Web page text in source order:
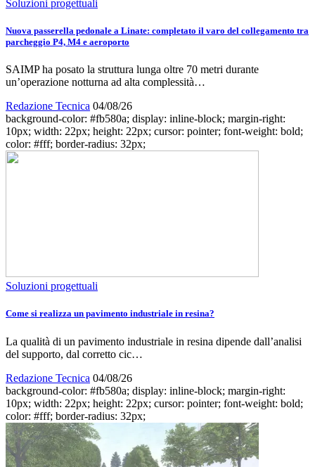
Soluzioni progettuali
Nuova passerella pedonale a Linate: completato il varo del collegamento tra
parcheggio P4, M4 e aeroporto
SAIMP ha posato la struttura lunga oltre 70 metri durante
un’operazione notturna ad alta complessità…
Redazione Tecnica 04/08/26
background-color: #fb580a; display: inline-block; margin-right:
10px; width: 22px; height: 22px; cursor: pointer; font-weight: bold;
color: #fff; border-radius: 32px;
Soluzioni progettuali
Come si realizza un pavimento industriale in resina?
La qualità di un pavimento industriale in resina dipende dall’analisi
del supporto, dal corretto cic…
Redazione Tecnica 04/08/26
background-color: #fb580a; display: inline-block; margin-right:
10px; width: 22px; height: 22px; cursor: pointer; font-weight: bold;
color: #fff; border-radius: 32px;